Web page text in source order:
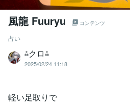
風龍 Fuuryu コンテンツ
占い
⁂クロ⁂
2025/02/24 11:18
軽い足取りで